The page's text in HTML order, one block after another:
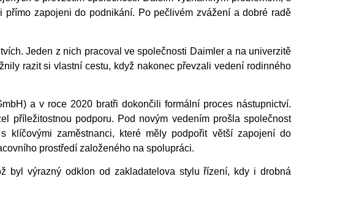
zapojeni do podnikání. Po pečlivém zvážení a dobré radě
Jeden z nich pracoval ve společnosti Daimler a na univerzitě
razit si vlastní cestu, když nakonec převzali vedení rodinného
a v roce 2020 bratři dokončili formální proces nástupnictví.
příležitostnou podporu. Pod novým vedením prošla společnost
klíčovými zaměstnanci, které měly podpořit větší zapojení do
prostředí založeného na spolupráci.
byl výrazný odklon od zakladatelova stylu řízení, kdy i drobná